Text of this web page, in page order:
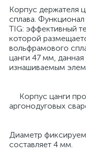
Корпус держателя
сплава.
TIG: эффективный
которой
вольфрамового
цанги 47 мм,
изнашиваемым
Корпус цанги
аргонодуговых
Диаметр
составляет 4 мм.